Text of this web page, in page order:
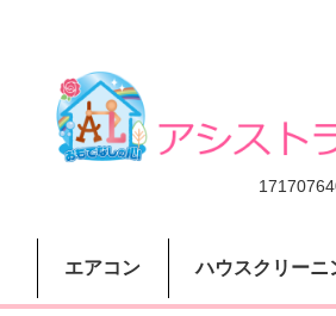
エアコン ハウスクリーニ